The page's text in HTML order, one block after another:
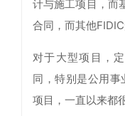
计与施工项目，而
合同，而其他
对于大型项目，
同，特别是公用
项目，一直以来都